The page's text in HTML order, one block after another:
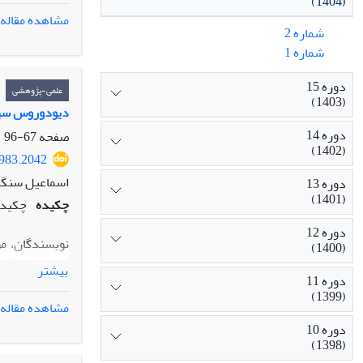
هم‌حسیِ کلی
تجربه حسی
رویکردی که
مشاهده مقاله
علمی-پژوهشی
دیودوروس
صفحه67-96
اسماعیل
چکیده
نویسندگان،
پولی‌بیوس
شهرها و
تا دیودوروس
یونان
بیشتر
مشاهده مقاله
شماره 2
شماره 1
دوره 15
(1403)
دوره 14
(1402)
دوره 13
(1401)
دوره 12
(1400)
دوره 11
(1399)
دوره 10
(1398)